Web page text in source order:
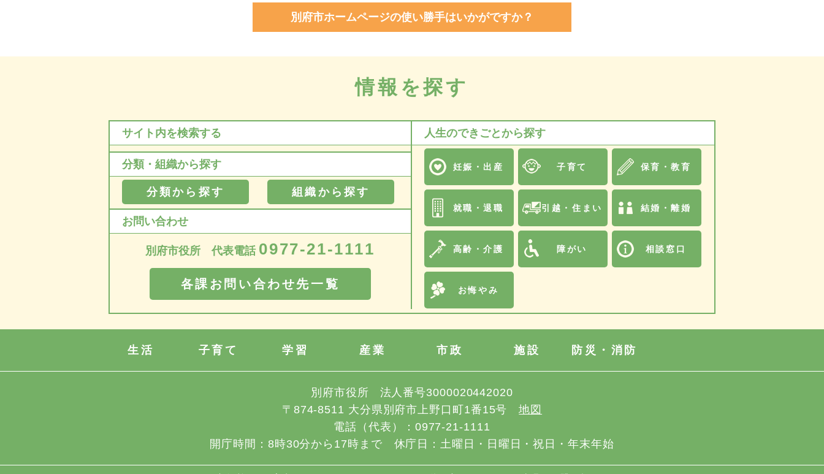
別府市ホームページの使い勝手はいかがですか？
情報を探す
サイト内を検索する
分類・組織から探す
分類から探す 組織から探す
お問い合わせ
別府市役所 代表電話 0977-21-1111
各課お問い合わせ先一覧
人生のできごとから探す
妊娠・出産 子育て 保育・教育
就職・退職 引越・住まい 結婚・離婚
高齢・介護 障がい 相談窓口
お悔やみ
生活 子育て 学習 産業 市政 施設 防災・消防
別府市役所
法人番号3000020442020
〒874-8511 大分県別府市上野口町1番15号地図
電話（代表）： 0977-21-1111
開庁時間：8時30分から17時まで 休庁日：土曜日・日曜日・祝日・年末年始